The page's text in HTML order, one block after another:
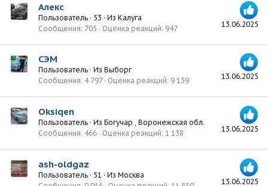
13.06.2025
Алекс
Пользователь · 53 · Из Калуга
Сообщения 705 Оценка реакций 947
13.06.2025
СЭМ
Пользователь · Из Выборг
Сообщения 4 797 Оценка реакций 9 159
13.06.2025
Oksiqen
Пользователь · Из Богучар , Воронежская обл.
Сообщения 466 Оценка реакций 1 138
13.06.2025
ash-oldgaz
Пользователь · 51 · Из Москва